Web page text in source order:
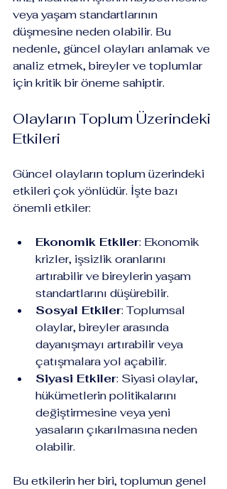
veya yaşam standartlarının
düşmesine neden olabilir. Bu
nedenle, güncel olayları anlamak ve
analiz etmek, bireyler ve toplumlar
için kritik bir öneme sahiptir.
Olayların Toplum Üzerindeki
Etkileri
Güncel olayların toplum üzerindeki
etkileri çok yönlüdür. İşte bazı
önemli etkiler:
Ekonomik Etkiler: Ekonomik
krizler, işsizlik oranlarını
artırabilir ve bireylerin yaşam
standartlarını düşürebilir.
Sosyal Etkiler: Toplumsal
olaylar, bireyler arasında
dayanışmayı artırabilir veya
çatışmalara yol açabilir.
Siyasi Etkiler: Siyasi olaylar,
hükümetlerin politikalarını
değiştirmesine veya yeni
yasaların çıkarılmasına neden
olabilir.
Bu etkilerin her biri, toplumun genel